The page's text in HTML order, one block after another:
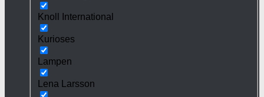
Knoll International
Kurioses
Lampen
Lena Larsson